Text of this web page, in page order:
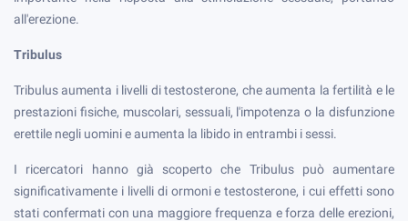
all'erezione.
Tribulus
Tribulus aumenta i livelli di testosterone, che aumenta la fertilità e le
prestazioni fisiche, muscolari, sessuali, l'impotenza o la disfunzione
erettile negli uomini e aumenta la libido in entrambi i sessi.
I ricercatori hanno già scoperto che Tribulus può aumentare
significativamente i livelli di ormoni e testosterone, i cui effetti sono
stati confermati con una maggiore frequenza e forza delle erezioni,